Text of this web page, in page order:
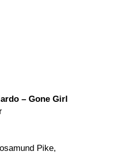
– Gone Girl
Pike,